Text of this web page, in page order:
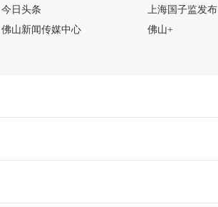
今日头条
上海国子监发布
佛山新闻传媒中心
佛山+